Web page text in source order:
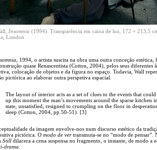
Insomnia (1994). Transparência em caixa de luz, 172 × 213,5
London
, 1994, o artista suscita na obra uma outra conceção estética,
quase Renascentista (Cotton, 2004), pelos seus diferentes
colocação de objetos e da figura no espaço. Todavia, Wall
pictórica ao elaborar outra perspetiva espacial.
The layout of interior acts as a set of clues to the events that could
up this moment the man’s movements around the sparse kitchen
state, unsatisfied, resigned to crumpling on the floor in
sleep (Cotton, 2004, pp.50-51). [3]
da imagem envolve-nos num discurso estético da
pictórica. O modo de vertransmuta-se no “modo de pensar”.
Still dilacera a cena suspensa no fragmento, o instante, de modo a
drama